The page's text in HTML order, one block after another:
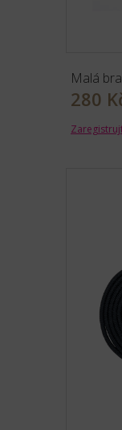
Malá
280